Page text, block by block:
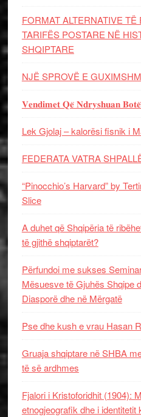
FORMAT ALTERNATIVE
TARIFËS POSTARE NË
SHQIPTARE
NJË SPROVË E
𝐕𝐞𝐧𝐝𝐢𝐦𝐞𝐭 𝐐𝐞̈ 𝐍𝐝𝐫𝐲𝐬𝐡𝐮𝐚𝐧
Lek Gjolaj – kalorësi fisnik i
FEDERATA VATRA
“Pinocchio’s Harvard” by
Slice
A duhet që Shqipëria të
të gjithë shqiptarët?
Përfundoi me sukses
Mësuesve të Gjuhës Shqipe
Diasporë dhe në Mërgatë
Pse dhe kush e vrau Hasan
Gruaja shqiptare në SHBA
të së ardhmes
Fjalori i Kristoforidhit (1904):
etnogjeografik dhe i identitetit